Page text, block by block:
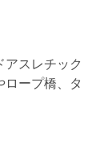
スレチック
ープ橋、タ